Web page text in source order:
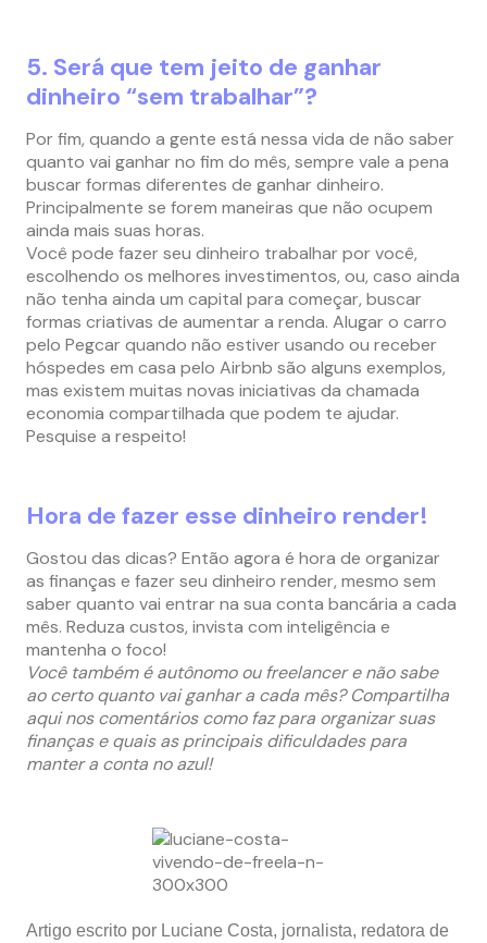
5. Será que tem jeito de ganhar
dinheiro “sem trabalhar”?
Por fim, quando a gente está nessa vida de não saber
quanto vai ganhar no fim do mês, sempre vale a pena
buscar formas diferentes de ganhar dinheiro.
Principalmente se forem maneiras que não ocupem
ainda mais suas horas.
Você pode fazer seu dinheiro trabalhar por você,
escolhendo os melhores investimentos, ou, caso ainda
não tenha ainda um capital para começar, buscar
formas criativas de aumentar a renda. Alugar o carro
pelo Pegcar quando não estiver usando ou receber
hóspedes em casa pelo Airbnb são alguns exemplos,
mas existem muitas novas iniciativas da chamada
economia compartilhada que podem te ajudar.
Pesquise a respeito!
Hora de fazer esse dinheiro render!
Gostou das dicas? Então agora é hora de organizar
as finanças e fazer seu dinheiro render, mesmo sem
saber quanto vai entrar na sua conta bancária a cada
mês. Reduza custos, invista com inteligência e
mantenha o foco!
Você também é autônomo ou freelancer e não sabe
ao certo quanto vai ganhar a cada mês? Compartilha
aqui nos comentários como faz para organizar suas
finanças e quais as principais dificuldades para
manter a conta no azul!
Artigo escrito por Luciane Costa, jornalista, redatora de